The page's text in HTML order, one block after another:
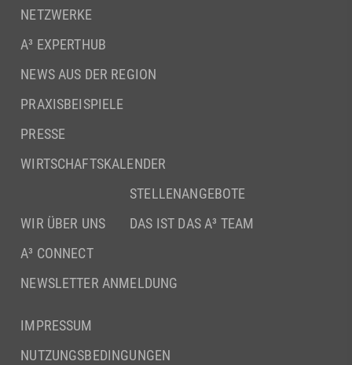
NETZWERKE
A³ EXPERTHUB
NEWS AUS DER REGION
PRAXISBEISPIELE
PRESSE
WIRTSCHAFTSKALENDER
WIR ÜBER UNS
STELLENANGEBOTE
DAS IST DAS A³ TEAM
A³ CONNECT
NEWSLETTER ANMELDUNG
IMPRESSUM
NUTZUNGSBEDINGUNGEN